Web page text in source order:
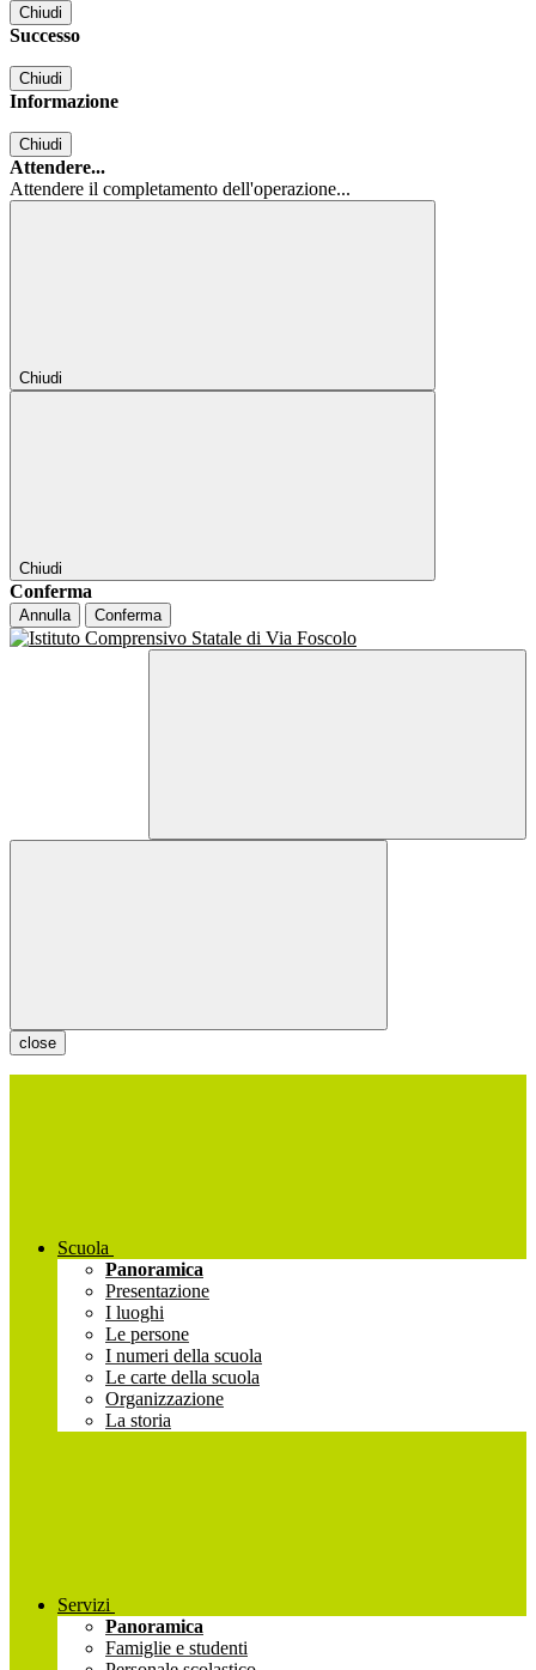
Chiudi
Successo
Chiudi
Informazione
Chiudi
Attendere...
Attendere il completamento dell'operazione...
Chiudi
Chiudi
Conferma
Annulla Conferma
close
Scuola
Panoramica
Presentazione
I luoghi
Le persone
I numeri della scuola
Le carte della scuola
Organizzazione
La storia
Servizi
Panoramica
Famiglie e studenti